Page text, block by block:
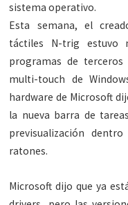
sistema operativo.
Esta semana, el
táctiles N-trig estuvo
programas de terceros
multi-touch de
hardware de Microsoft
la nueva barra de
previsualización
ratones.
Microsoft dijo que ya